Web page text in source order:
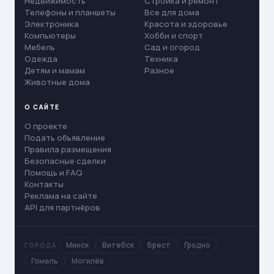
Телефоны и планшеты
Электроника
Компьютеры
Мебель
Одежда
Детям и мамам
Животные дома
Все для дома
Красота и здоровье
Хобби и спорт
Сад и огород
Техника
Разное
О САЙТЕ
О проекте
Подать объявление
Правила размещения
Безопасные сделки
Помощь и FAQ
Контакты
Реклама на сайте
API для партнёров
ГОРОДА Минск Витебск Брест
Гродно
Гомель
Могилёв